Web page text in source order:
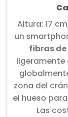
Altura: 17
un
fibras
ligeramente
zona del
el hueso
Las